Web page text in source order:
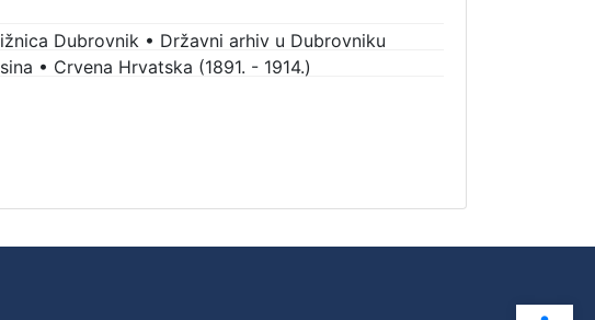
Dubrovnik • Državni arhiv u Dubrovniku
• Crvena Hrvatska (1891. - 1914.)